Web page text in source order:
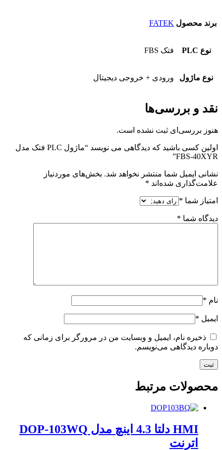
برند محصول FATEK
نوع PLC فتک FBS
نوع ماژول ورودی + خروجی دیجیتال
نقد و بررسی‌ها
هنوز بررسی‌ای ثبت نشده است.
اولین کسی باشید که دیدگاهی می نویسد “ماژول PLC فتک مدل
FBS-40XYR”
نشانی ایمیل شما منتشر نخواهد شد. بخش‌های موردنیاز
علامت‌گذاری شده‌اند *
امتیاز شما *
دیدگاه شما *
نام *
ایمیل *
ذخیره نام، ایمیل و وبسایت من در مرورگر برای زمانی که
دوباره دیدگاهی می‌نویسم.
محصولات مرتبط
HMI دلتا 4.3 اینچ مدل DOP-103WQ
اترنت